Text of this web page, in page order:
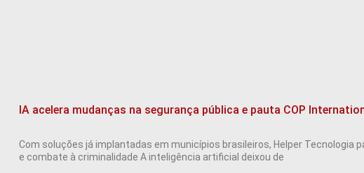
IA acelera mudanças na segurança pública e pauta COP
Com soluções já implantadas em municípios brasileiros, Helper
e combate à criminalidade A inteligência artificial deixou de